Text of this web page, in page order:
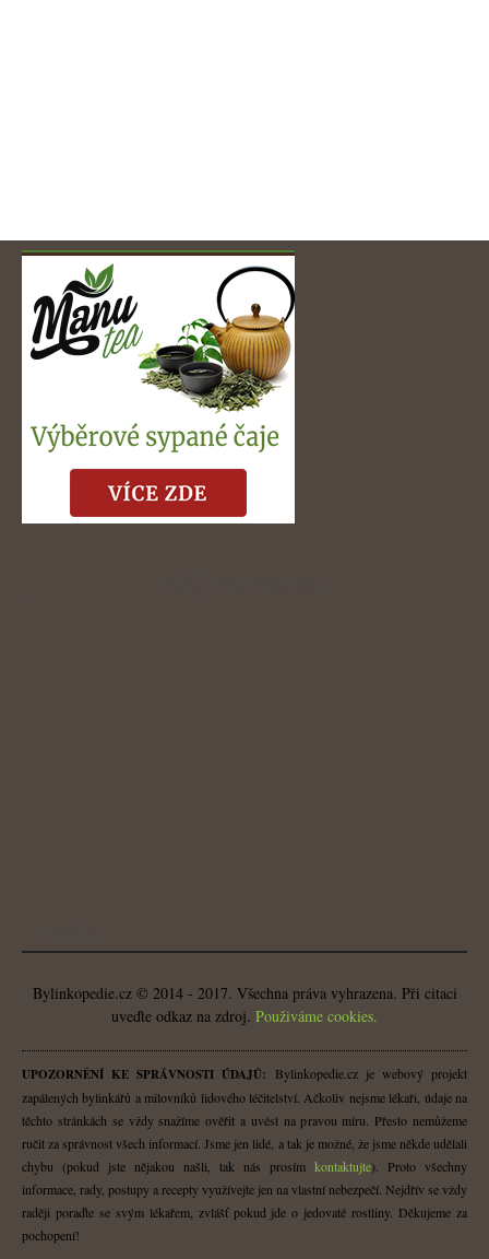
Bylinkopedie.cz © 2014 - 2017. Všechna práva vyhrazena. Při citaci
uveďte odkaz na zdroj. Použiváme cookies.
UPOZORNĚNÍ KE SPRÁVNOSTI ÚDAJŮ: Bylinkopedie.cz je webový projekt
zapálených bylinkářů a milovníků lidového léčitelství. Ačkoliv nejsme lékaři, údaje na
těchto stránkách se vždy snažíme ověřit a uvést na pravou míru. Přesto nemůžeme
ručit za správnost všech informací. Jsme jen lidé, a tak je možné, že jsme někde udělali
chybu (pokud jste nějakou našli, tak nás prosím kontaktujte). Proto všechny
informace, rady, postupy a recepty využívejte jen na vlastní nebezpečí. Nejdřív se vždy
raději poraďte se svým lékařem, zvlášť pokud jde o jedovaté rostliny. Děkujeme za
pochopení!